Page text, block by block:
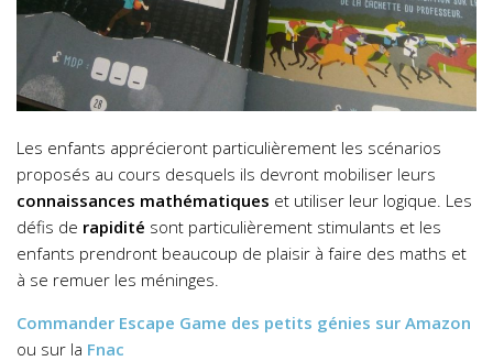
Les enfants apprécieront particulièrement les scénarios
proposés au cours desquels ils devront mobiliser leurs
connaissances mathématiques et utiliser leur logique. Les
défis de rapidité sont particulièrement stimulants et les
enfants prendront beaucoup de plaisir à faire des maths et
à se remuer les méninges.
Commander Escape Game des petits génies sur Amazon
ou sur la Fnac